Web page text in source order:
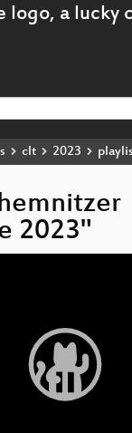
clt 2023
2023"